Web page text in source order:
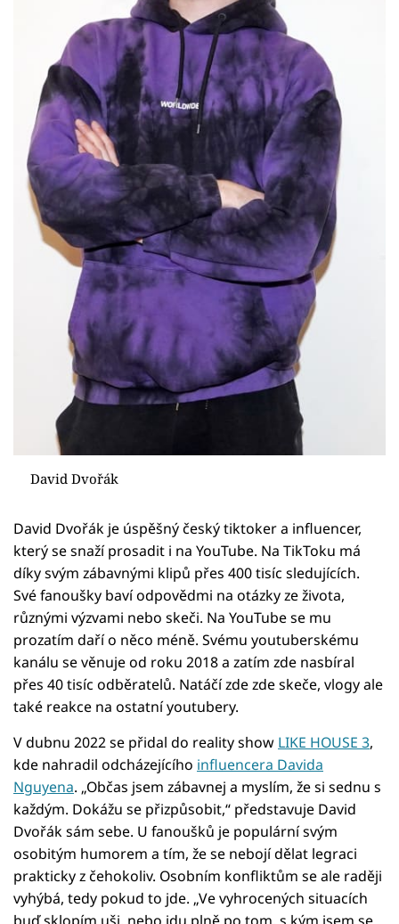
Videa
Sledujte prima+
Přihlášení
Sledujte nás
David Dvořák
David Dvořák je úspěšný český tiktoker a influencer,
který se snaží prosadit i na YouTube. Na TikToku má
díky svým zábavnými klipů přes 400 tisíc sledujících.
Své fanoušky baví odpovědmi na otázky ze života,
různými výzvami nebo skeči. Na YouTube se mu
prozatím daří o něco méně. Svému youtuberskému
kanálu se věnuje od roku 2018 a zatím zde nasbíral
přes 40 tisíc odběratelů. Natáčí zde zde skeče, vlogy ale
také reakce na ostatní youtubery.
V dubnu 2022 se přidal do reality show LIKE HOUSE 3,
kde nahradil odcházejícího influencera Davida
Nguyena. „Občas jsem zábavnej a myslím, že si sednu s
každým. Dokážu se přizpůsobit,“ představuje David
Dvořák sám sebe. U fanoušků je populární svým
osobitým humorem a tím, že se nebojí dělat legraci
prakticky z čehokoliv. Osobním konfliktům se ale raději
vyhýbá, tedy pokud to jde. „Ve vyhrocených situacích